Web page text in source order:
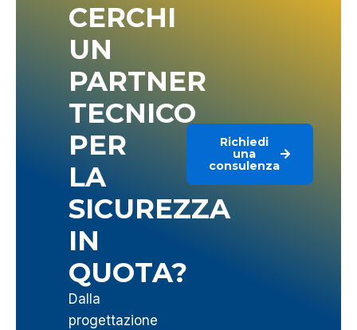
CERCHI
UN
PARTNER
TECNICO
PER
LA
SICUREZZA
IN
QUOTA?
Dalla
progettazione
Richiedi
una
consulenza